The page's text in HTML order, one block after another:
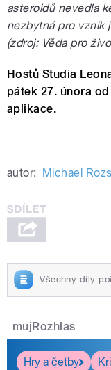
asteroidů nevedla
nezbytná pro vznik
(zdroj: Věda pro
Hostů Studia
pátek 27. února
aplikace.
autor: Michael
Všechny díly
mujRozhlas
Hry a četby